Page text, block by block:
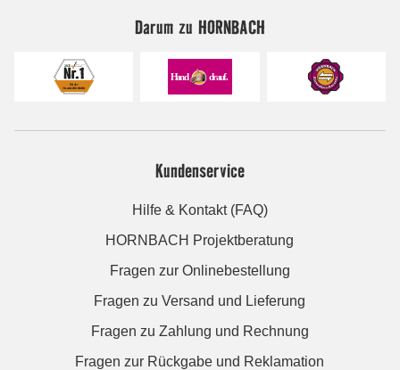
Darum zu HORNBACH
Kundenservice
Hilfe & Kontakt (FAQ)
HORNBACH Projektberatung
Fragen zur Onlinebestellung
Fragen zu Versand und Lieferung
Fragen zu Zahlung und Rechnung
Fragen zur Rückgabe und Reklamation